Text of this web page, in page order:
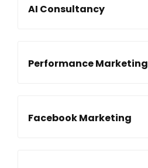
AI Consultancy
Performance Marketing
Facebook Marketing